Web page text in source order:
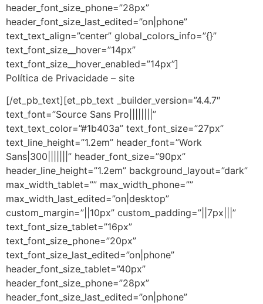
header_font_size_phone=”28px”
header_font_size_last_edited=”on|phone”
text_text_align=”center” global_colors_info=”{}”
text_font_size__hover=”14px”
text_font_size__hover_enabled=”14px”]
Política de Privacidade – site
[/et_pb_text][et_pb_text _builder_version=”4.4.7″
text_font=”Source Sans Pro||||||||”
text_text_color=”#1b403a” text_font_size=”27px”
text_line_height=”1.2em” header_font=”Work
Sans|300|||||||” header_font_size=”90px”
header_line_height=”1.2em” background_layout=”dark”
max_width_tablet=”” max_width_phone=””
max_width_last_edited=”on|desktop”
custom_margin=”||10px” custom_padding=”||7px|||”
text_font_size_tablet=”16px”
text_font_size_phone=”20px”
text_font_size_last_edited=”on|phone”
header_font_size_tablet=”40px”
header_font_size_phone=”28px”
header_font_size_last_edited=”on|phone”